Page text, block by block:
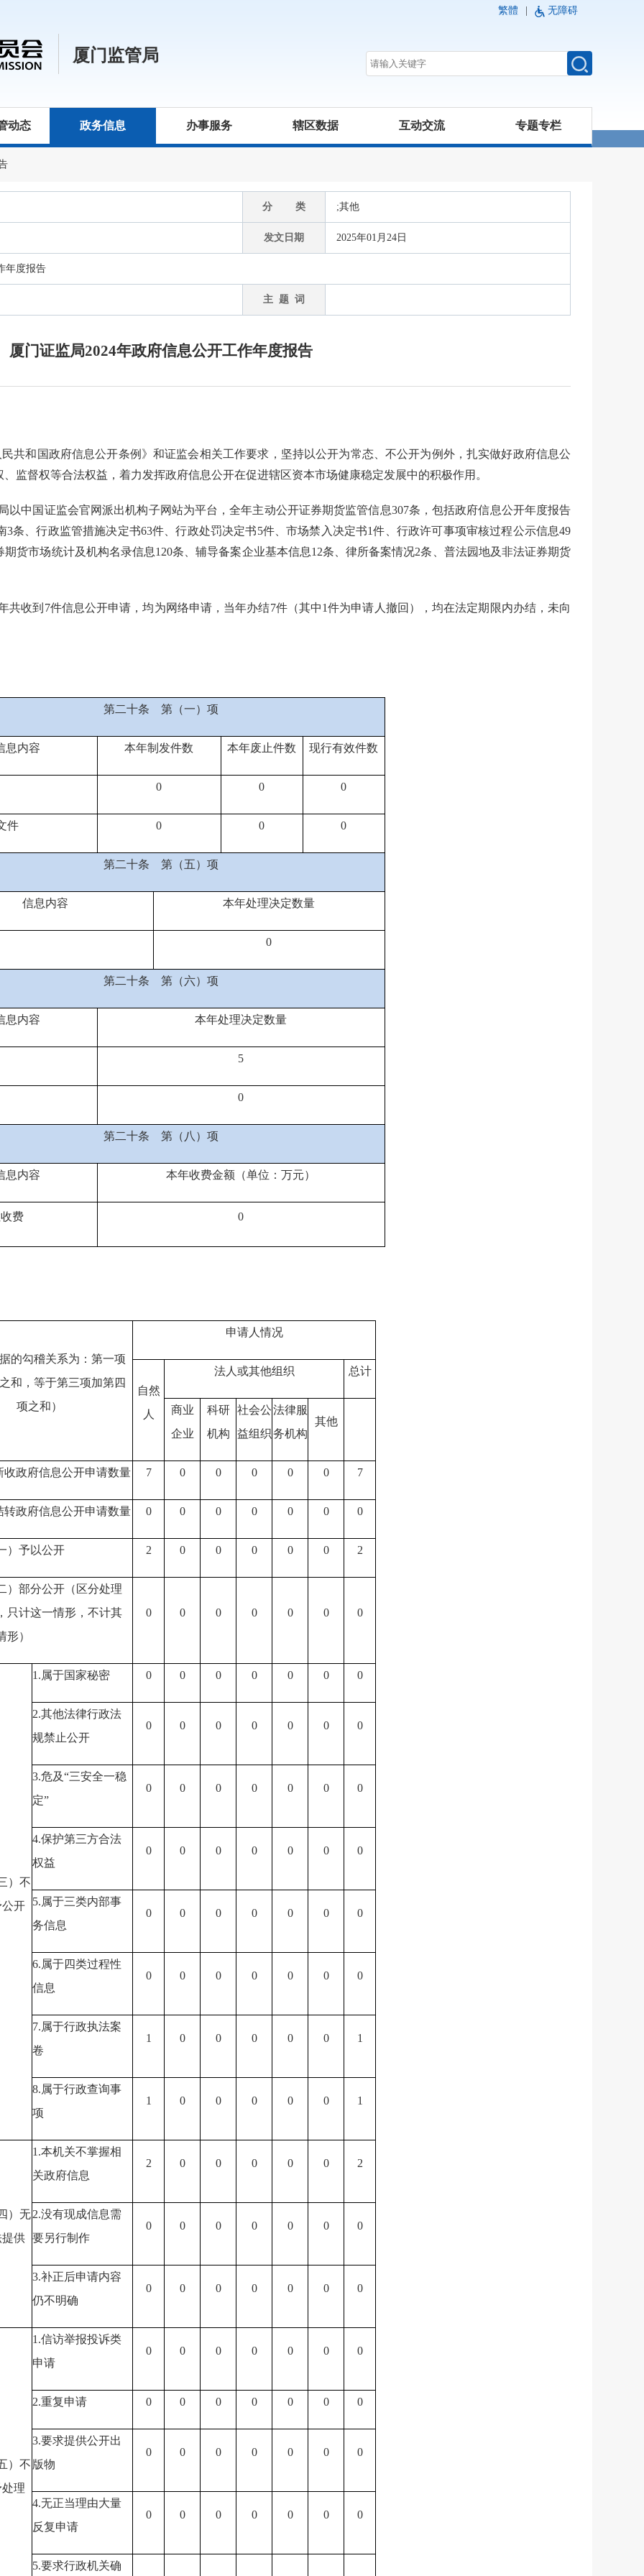
繁體 无障碍
厦门监管局
动态 政务信息 办事服务 辖区数据 互动交流 专题专栏
分 类 ;其他
发文日期 2025年01月24日
年度报告
主 题 词
厦门证监局2024年政府信息公开工作年度报告
共和国政府信息公开条例》和证监会相关工作要求， 坚持以公开为常态、不公开为例外， 扎实做好政府信息公
监督权等合法权益 ，着力发挥政府信息公开在促进辖区资本市场健康稳定发展中的积极作用 。
以中国证监会官网派出机构子网站为平台，全年主动公开证券期货监管信息307条，包括政府信息公开年度报告
3条、行政监管措施决定书63件、行政处罚决定书5件、市场禁入决定书1件、 行政许可事项审核过程公示信息49
期货市场统计及机构名录信息120条、辅导备案企业基本信息12条、律所备案情况2条 、 普法园地及非法证券期货
共收到 7件信息公开申请，均为网络申请，当年办结7件（其中1件为申请人撤回）
，均在法定期限内办结，未向
第二十条 第（一）项
息内容 本年制发件数 本年废止件数 现行有效件数
0 0 0
件 0 0 0
第二十条 第（五）项
信息内容 本年处理决定数量
0
第二十条 第（六）项
息内容 本年处理决定数量
5
0
第二十条 第（八）项
息内容 本年收费金额（单位：万元）
费 0
据的勾稽关系为：第一项
和，等于第三项加第四
项之和）
申请人情况
自然
人
法人或其他组织 总计
商业
企业
科研
机构
社会公
益组织
法律服
务机构
其他
收政府信息公开申请数量 7 0 0 0 0 0 7
转政府信息公开申请数量 0 0 0 0 0 0 0
）予以公开 2 0 0 0 0 0 2
）部分公开 （区分处理
只计这一情形，不计其
形）
0 0 0 0 0 0 0
）不
公开
1.属于国家秘密 0 0 0 0 0 0 0
2.其他法律行政法
规禁止公开
0 0 0 0 0 0 0
3.危及“三安全一稳
定”
0 0 0 0 0 0 0
4.保护第三方合法
权益
0 0 0 0 0 0 0
5.属于三类内部事
务信息
0 0 0 0 0 0 0
6.属于四类过程性
信息
0 0 0 0 0 0 0
7.属于行政执法案
卷
1 0 0 0 0 0 1
8.属于行政查询事
项
1 0 0 0 0 0 1
）无
提供
1.本机关不掌握相
关政府信息
2 0 0 0 0 0 2
2.没有现成信息需
要另行制作
0 0 0 0 0 0 0
3.补正后申请内容
仍不明确
0 0 0 0 0 0 0
）不
理
1.信访举报投诉类
申请
0 0 0 0 0 0 0
2.重复申请 0 0 0 0 0 0 0
3.要求提供公开出
版物
0 0 0 0 0 0 0
4.无正当理由大量
反复申请
0 0 0 0 0 0 0
5.要求行政机关确